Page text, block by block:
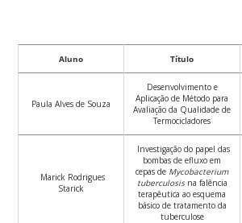
Aluno Título
Paula Alves de Souza
Desenvolvimento e
Aplicação de Método para
Avaliação da Qualidade de
Termocicladores
Marick Rodrigues
Starick
Investigação do papel das
bombas de efluxo em
cepas de Mycobacterium
tuberculosisna falência
terapêutica ao esquema
básico de tratamento da
tuberculose